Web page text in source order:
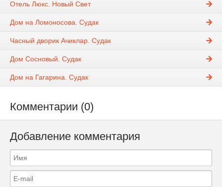
Отель Люкс. Новый Свет
Дом на Ломоносова. Судак
Часный дворик Ачиклар. Судак
Дом Сосновый. Судак
Дом на Гагарина. Судак
Комментарии (0)
Добавление комментария